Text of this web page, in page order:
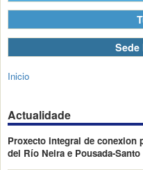
Inicio
Actualidade
Proxecto integral de conexion
del Río Neira e Pousada-